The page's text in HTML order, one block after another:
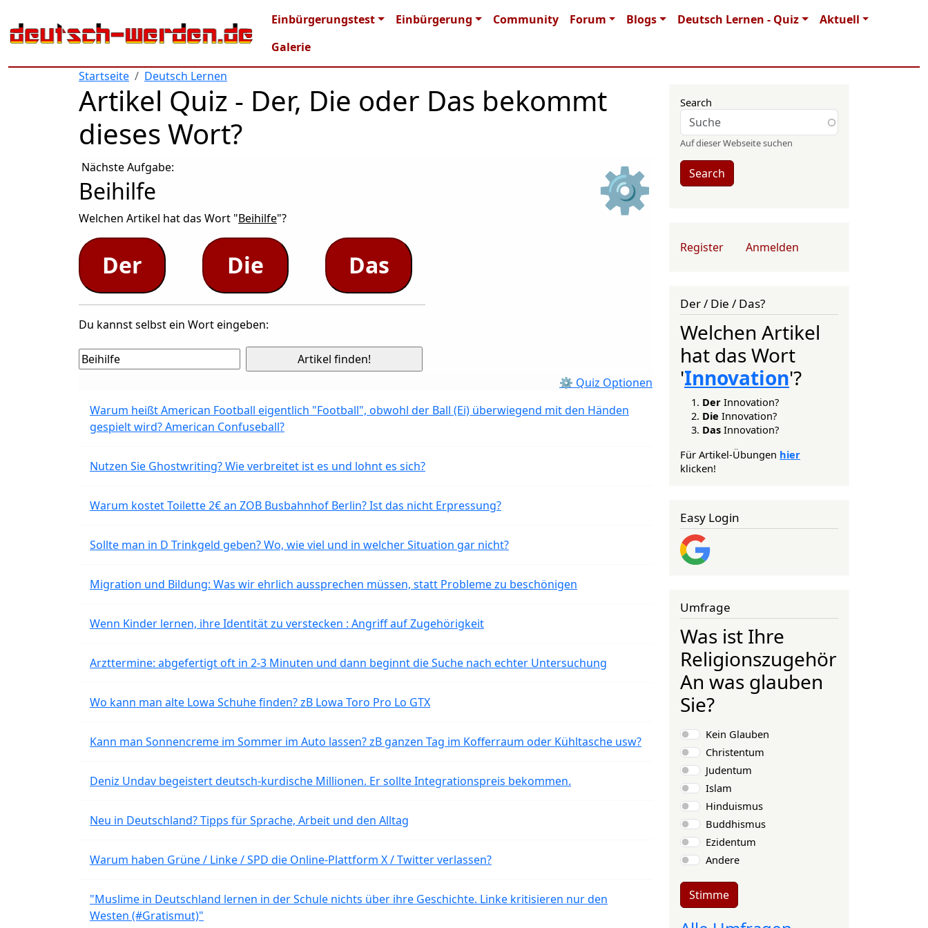
Main navigation
Einbürgerungstest Einbürgerung Community Forum Blogs Deutsch Lernen - Quiz
Aktuell
Galerie
Startseite
Deutsch Lernen
Artikel Quiz - Der, Die oder Das bekommt
dieses Wort?
⚙
Nächste Aufgabe:
Beihilfe
Welchen Artikel hat das Wort "Beihilfe"?
Der Die Das
Du kannst selbst ein Wort eingeben:
⚙ Quiz Optionen
Warum heißt American Football eigentlich "Football", obwohl der Ball (Ei) überwiegend mit den Händen
gespielt wird? American Confuseball?
Nutzen Sie Ghostwriting? Wie verbreitet ist es und lohnt es sich?
Warum kostet Toilette 2€ an ZOB Busbahnhof Berlin? Ist das nicht Erpressung?
Sollte man in D Trinkgeld geben? Wo, wie viel und in welcher Situation gar nicht?
Migration und Bildung: Was wir ehrlich aussprechen müssen, statt Probleme zu beschönigen
Wenn Kinder lernen, ihre Identität zu verstecken : Angriff auf Zugehörigkeit
Arzttermine: abgefertigt oft in 2-3 Minuten und dann beginnt die Suche nach echter Untersuchung
Wo kann man alte Lowa Schuhe finden? zB Lowa Toro Pro Lo GTX
Kann man Sonnencreme im Sommer im Auto lassen? zB ganzen Tag im Kofferraum oder Kühltasche usw?
Deniz Undav begeistert deutsch-kurdische Millionen. Er sollte Integrationspreis bekommen.
Neu in Deutschland? Tipps für Sprache, Arbeit und den Alltag
Warum haben Grüne / Linke / SPD die Online-Plattform X / Twitter verlassen?
"Muslime in Deutschland lernen in der Schule nichts über ihre Geschichte. Linke kritisieren nur den
Westen (#Gratismut)"
Search
Auf dieser Webseite suchen
Search
User account menu
Register Anmelden
Der / Die / Das?
Welchen Artikel
hat das Wort
'Innovation'?
Der Innovation?
Die Innovation?
Das Innovation?
Für Artikel-Übungen hier
klicken!
Easy Login
Umfrage
Was ist Ihre
Religionszugehörigkeit?
An was glauben
Sie?
Auswahlmöglichkeiten
Kein Glauben
Christentum
Judentum
Islam
Hinduismus
Buddhismus
Ezidentum
Andere
Stimme